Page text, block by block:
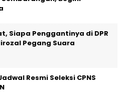
Siapa Penggantinya di DPR
Pegang Suara
Resmi Seleksi CPNS